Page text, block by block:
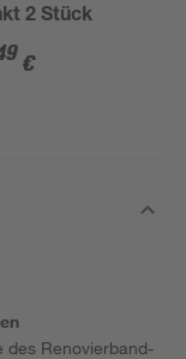
2 Stück
€
des Renovierband-